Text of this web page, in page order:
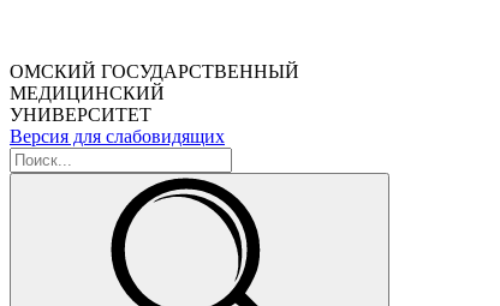
ОМСКИЙ ГОСУДАРСТВЕННЫЙ
МЕДИЦИНСКИЙ
УНИВЕРСИТЕТ
Версия для слабовидящих